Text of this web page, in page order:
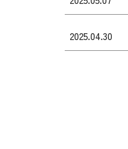
2025.04.30